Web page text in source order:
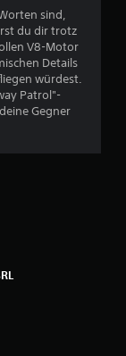
e
w
e
r
t
sind,
du dir trotz
V8-Motor
Details
würdest.
Patrol"-
Gegner